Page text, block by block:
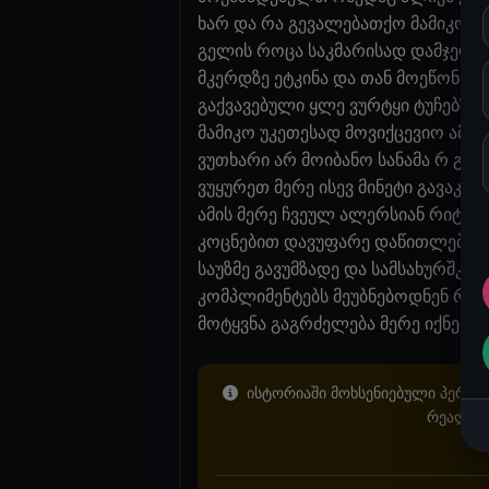
ხარ და რა გევალებათქო
გელის როცა საკმარისად დამჯერი
მკერდზე ეტკინა და თან მოეწონა.
გაქვავებული ყლე ვურტყი
მამიკო უკეთესად მოვიქცევიო
ვუთხარი არ მოიბანო სანამა რ
ვუყურეთ მერე ისევ მინეტი
ამის მერე ჩვეულ ალერსიან
კოცნებით დავუფარე
საუზმე გავუმზადე და სამსახურშკ
კომპლიმენტებს მეუბნებოდნენ
მოტყვნა გაგრძელება მერე იქნება
ისტორიაში მოხსენიებული
რეალურ